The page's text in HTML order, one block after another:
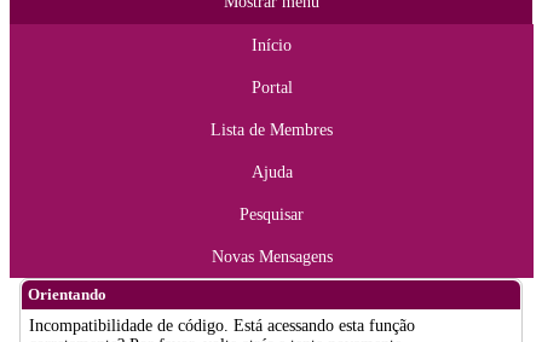
Início
Portal
Lista de Membres
Ajuda
Pesquisar
Novas Mensagens
Orientando
Incompatibilidade de código. Está acessando esta função